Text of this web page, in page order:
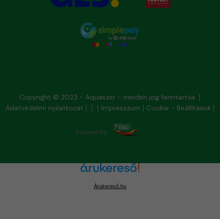
Copyright © 2023 - Aquaszer - minden jog fenntartva
Adatvédelmi nyilatkozat
Impresszum Cookie - Beállítások
Árukereső.hu